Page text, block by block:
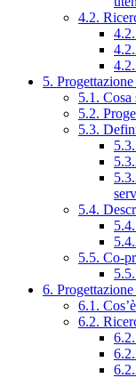
4.2.
5.
5.1.
5.2.
5.3.
5.4.
5.5. Co-
6.
6.1.
6.2.